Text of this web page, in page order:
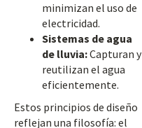
minimizan el uso de
electricidad.
Sistemas de agua
de lluvia:Capturan y
reutilizan el agua
eficientemente.
Estos principios de diseño
reflejan una filosofía: el